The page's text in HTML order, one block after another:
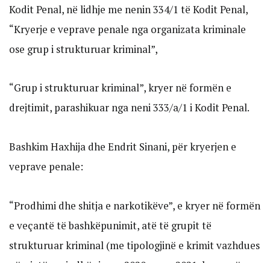
Kodit Penal, në lidhje me nenin 334/1 të Kodit Penal,
“Kryerje e veprave penale nga organizata kriminale
ose grup i strukturuar kriminal”,
“Grup i strukturuar kriminal”, kryer në formën e
drejtimit, parashikuar nga neni 333/a/1 i Kodit Penal.
Bashkim Haxhija dhe Endrit Sinani, për kryerjen e
veprave penale:
“Prodhimi dhe shitja e narkotikëve”, e kryer në formën
e veçantë të bashkëpunimit, atë të grupit të
strukturuar kriminal (me tipologjinë e krimit vazhdues